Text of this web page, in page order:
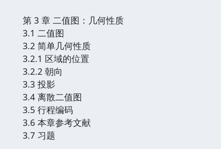
第 3 章 二值图：几何性质
3.1 二值图
3.2 简单几何性质
3.2.1 区域的位置
3.2.2 朝向
3.3 投影
3.4 离散二值图
3.5 行程编码
3.6 本章参考文献
3.7 习题